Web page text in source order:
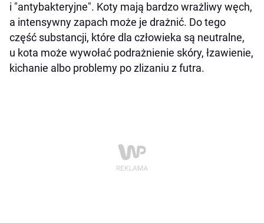
i "antybakteryjne". Koty mają bardzo wrażliwy węch,
a intensywny zapach może je drażnić. Do tego
część substancji, które dla człowieka są neutralne,
u kota może wywołać podrażnienie skóry, łzawienie,
kichanie albo problemy po zlizaniu z futra.